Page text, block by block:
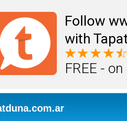
Follow
with
FREE -